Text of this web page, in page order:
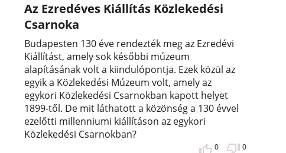
Az Ezredéves Kiállítás Közlekedési
Csarnoka
Budapesten 130 éve rendezték meg az Ezredévi
Kiállítást, amely sok későbbi múzeum
alapításának volt a kiindulópontja. Ezek közül az
egyik a Közlekedési Múzeum volt, amely az
egykori Közlekedési Csarnokban kapott helyet
1899-től. De mit láthatott a közönség a 130 évvel
ezelőtti millenniumi kiállításon az egykori
Közlekedési Csarnokban?
0 0